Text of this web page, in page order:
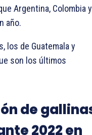
Argentina, Colombia y
año.
los de Guatemala y
son los últimos
de
2022 en